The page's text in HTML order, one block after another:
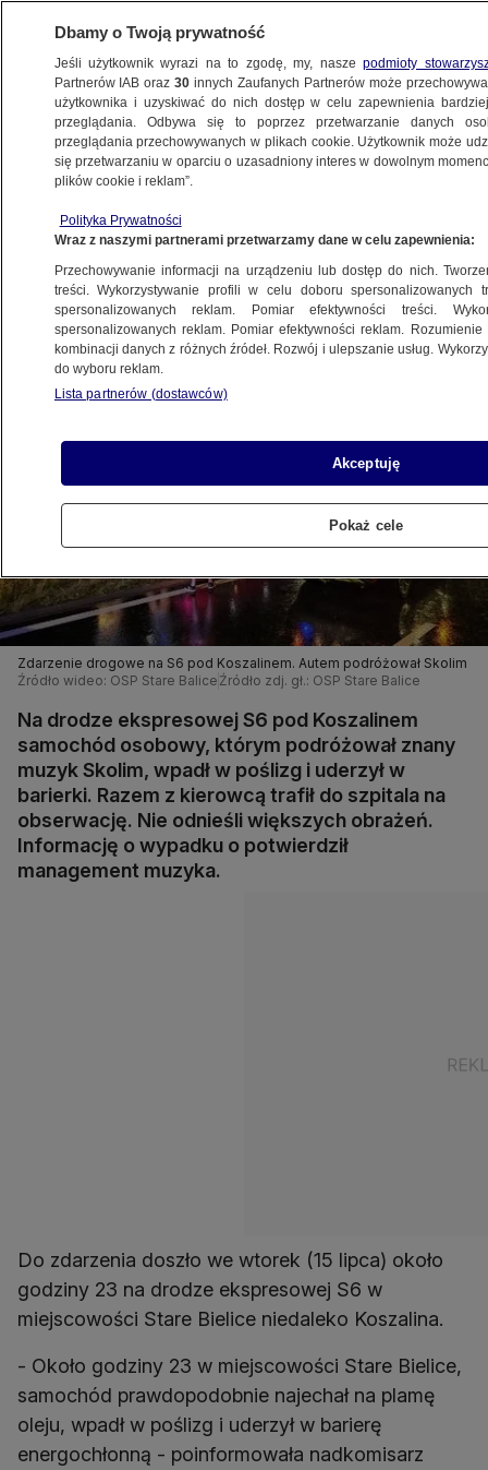
SZCZECIN
do szpitala
16.07.2025, 13:59
Udostępnij
Zdarzenie drogowe na S6 pod Koszalinem. Autem podróżował Skolim
Źródło wideo: OSP Stare Balice Źródło zdj. gł.: OSP Stare Balice
Na drodze ekspresowej S6 pod Koszalinem
samochód osobowy, którym podróżował znany
muzyk Skolim, wpadł w poślizg i uderzył w
barierki. Razem z kierowcą trafił do szpitala na
obserwację. Nie odnieśli większych obrażeń.
Informację o wypadku o potwierdził
management muzyka.
Do zdarzenia doszło we wtorek (15 lipca) około
godziny 23 na drodze ekspresowej S6 w
miejscowości Stare Bielice niedaleko Koszalina.
- Około godziny 23 w miejscowości Stare Bielice,
samochód prawdopodobnie najechał na plamę
oleju, wpadł w poślizg i uderzył w barierę
energochłonną - poinformowała nadkomisarz
Dbamy o Twoją prywatność
Jeśli użytkownik wyrazi na to zgodę, my, naszepodmioty
Partnerów IAB oraz30 innych Zaufanych Partnerów może
użytkownika i uzyskiwać do nich dostęp w celu zapewnienia
przeglądania. Odbywa się to poprzez przetwarzanie danych
przeglądania przechowywanych w plikach cookie. Użytkownik może
się przetwarzaniu w oparciu o uzasadniony interes w dowolnym
plików cookie i reklam”.
Polityka Prywatności
Wraz z naszymi partnerami przetwarzamy dane w celu zapewnienia:
Przechowywanie informacji na urządzeniu lub dostęp do nich.
treści. Wykorzystywanie profili w celu doboru spersonalizowanych
spersonalizowanych reklam. Pomiar efektywności treści.
spersonalizowanych reklam. Pomiar efektywności reklam.
kombinacji danych z różnych źródeł. Rozwój i ulepszanie usług.
do wyboru reklam.
Lista partnerów (dostawców)
Akceptuję
Pokaż cele